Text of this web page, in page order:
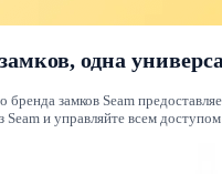
одна
бренда замков Seam
и управляйте всем